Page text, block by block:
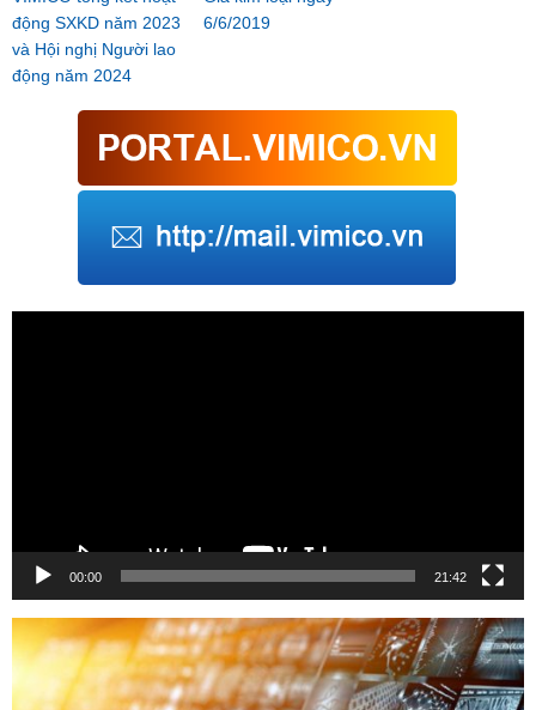
động SXKD năm 2023
và Hội nghị Người lao
động năm 2024
6/6/2019
00:00 21:42